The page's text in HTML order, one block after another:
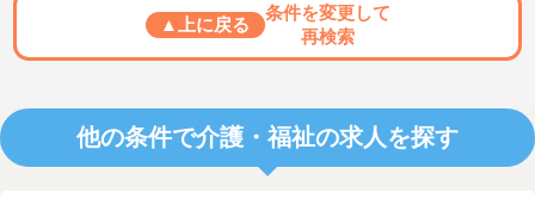
▲上に戻る
条件を変更して
再検索
他の条件で介護・福祉の求人を探す